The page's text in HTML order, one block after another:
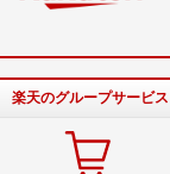
楽天のグループサービス